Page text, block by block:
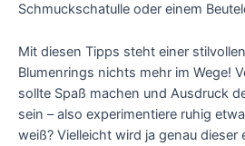
Schmuckschatulle oder einem
Mit diesen Tipps steht einer
Blumenrings nichts mehr im Wege!
sollte Spaß machen und Ausdruck
sein – also experimentiere ruhig
weiß? Vielleicht wird ja genau dieser